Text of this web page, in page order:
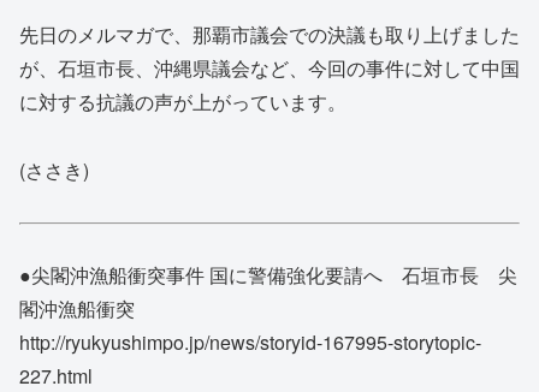
先日のメルマガで、那覇市議会での決議も取り上げました
が、石垣市長、沖縄県議会など、今回の事件に対して中国
に対する抗議の声が上がっています。
(ささき)
●尖閣沖漁船衝突事件 国に警備強化要請へ 石垣市長 尖
閣沖漁船衝突
http://ryukyushimpo.jp/news/storyid-167995-storytopic-
227.html